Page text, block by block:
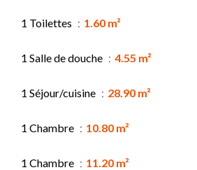
1 Toilettes 1.60 m²
1 Salle de douche 4.55 m²
1 Séjour/cuisine 28.90 m²
1 Chambre 10.80 m²
1 Chambre 11.20 m²